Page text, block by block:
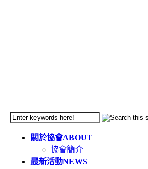
關於協會ABOUT
協會簡介
最新活動NEWS